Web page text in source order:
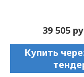
39 505
Купить